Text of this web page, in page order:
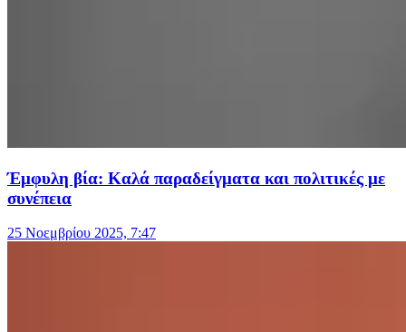
Έμφυλη βία: Καλά παραδείγματα και πολιτικές με
συνέπεια
25 Νοεμβρίου 2025, 7:47